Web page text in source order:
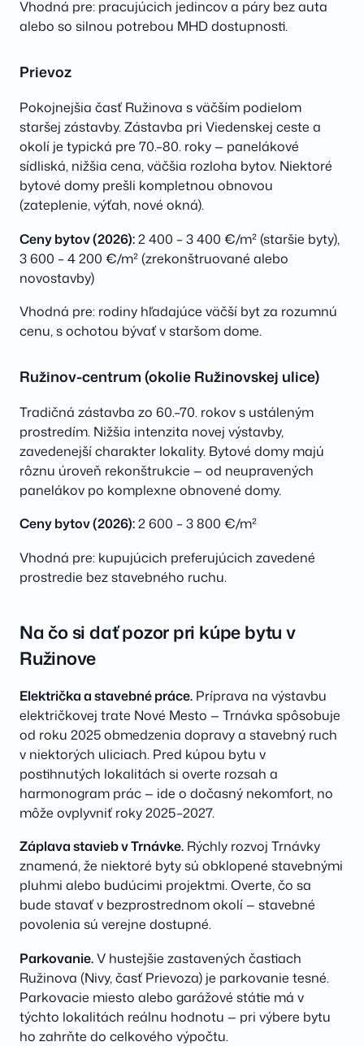
Vhodná pre: pracujúcich jedincov a páry bez auta
alebo so silnou potrebou MHD dostupnosti.
Prievoz
Pokojnejšia časť Ružinova s väčším podielom
staršej zástavby. Zástavba pri Viedenskej ceste a
okolí je typická pre 70.–80. roky — panelákové
sídliská, nižšia cena, väčšia rozloha bytov. Niektoré
bytové domy prešli kompletnou obnovou
(zateplenie, výťah, nové okná).
Ceny bytov (2026):2 400 – 3 400 €/m² (staršie byty),
3 600 – 4 200 €/m² (zrekonštruované alebo
novostavby)
Vhodná pre: rodiny hľadajúce väčší byt za rozumnú
cenu, s ochotou bývať v staršom dome.
Ružinov-centrum (okolie Ružinovskej ulice)
Tradičná zástavba zo 60.–70. rokov s ustáleným
prostredím. Nižšia intenzita novej výstavby,
zavedenejší charakter lokality. Bytové domy majú
rôznu úroveň rekonštrukcie — od neupravených
panelákov po komplexne obnovené domy.
Ceny bytov (2026):2 600 – 3 800 €/m²
Vhodná pre: kupujúcich preferujúcich zavedené
prostredie bez stavebného ruchu.
Na čo si dať pozor pri kúpe bytu v
Ružinove
Električka a stavebné práce. Príprava na výstavbu
električkovej trate Nové Mesto — Trnávka spôsobuje
od roku 2025 obmedzenia dopravy a stavebný ruch
v niektorých uliciach. Pred kúpou bytu v
postihnutých lokalitách si overte rozsah a
harmonogram prác — ide o dočasný nekomfort, no
môže ovplyvniť roky 2025–2027.
Záplava stavieb v Trnávke. Rýchly rozvoj Trnávky
znamená, že niektoré byty sú obklopené stavebnými
pluhmi alebo budúcimi projektmi. Overte, čo sa
bude stavať v bezprostrednom okolí — stavebné
povolenia sú verejne dostupné.
Parkovanie.V hustejšie zastavených častiach
Ružinova (Nivy, časť Prievoza) je parkovanie tesné.
Parkovacie miesto alebo garážové státie má v
týchto lokalitách reálnu hodnotu — pri výbere bytu
ho zahrňte do celkového výpočtu.